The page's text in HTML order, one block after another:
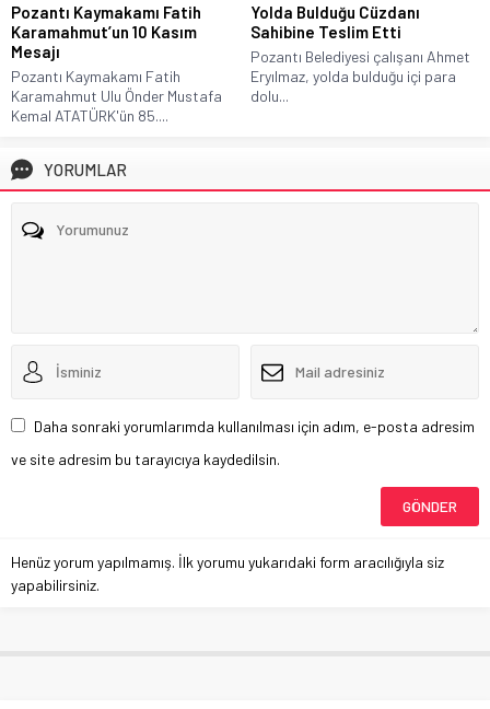
Pozantı Kaymakamı Fatih
Karamahmut’un 10 Kasım
Mesajı
Pozantı Kaymakamı Fatih
Karamahmut Ulu Önder Mustafa
Kemal ATATÜRK'ün 85....
Yolda Bulduğu Cüzdanı
Sahibine Teslim Etti
Pozantı Belediyesi çalışanı Ahmet
Eryılmaz, yolda bulduğu içi para
dolu...
YORUMLAR
Daha sonraki yorumlarımda kullanılması için adım, e-posta adresim
ve site adresim bu tarayıcıya kaydedilsin.
Henüz yorum yapılmamış. İlk yorumu yukarıdaki form aracılığıyla siz
yapabilirsiniz.